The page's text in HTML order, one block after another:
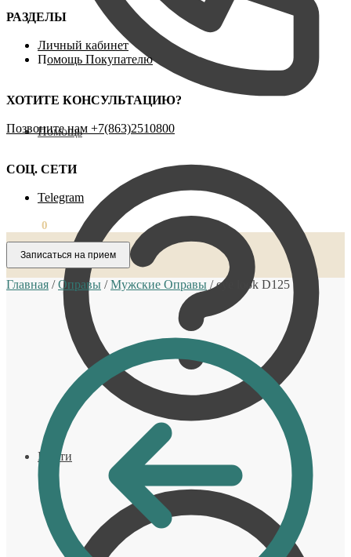
Помощь
Войти
РАЗДЕЛЫ
Личный кабинет
Помощь Покупателю
ХОТИТЕ КОНСУЛЬТАЦИЮ?
Позвоните нам ‪+7(863)2510800
СОЦ. СЕТИ
Telegram
0
Записаться на прием
Главная /Оправы /Мужские Оправы /eye look D125